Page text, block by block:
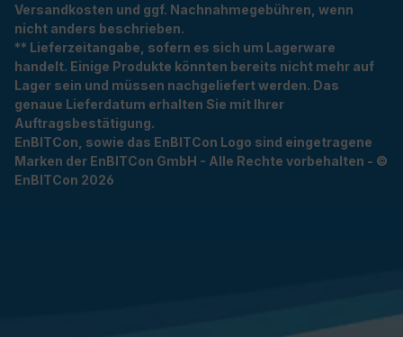
Versandkosten und ggf. Nachnahmegebühren, wenn
nicht anders beschrieben.
** Lieferzeitangabe, sofern es sich um Lagerware
handelt. Einige Produkte könnten bereits nicht mehr auf
Lager sein und müssen nachgeliefert werden. Das
genaue Lieferdatum erhalten Sie mit Ihrer
Auftragsbestätigung.
EnBITCon, sowie das EnBITCon Logo sind eingetragene
Marken der EnBITCon GmbH - Alle Rechte vorbehalten - ©
EnBITCon 2026